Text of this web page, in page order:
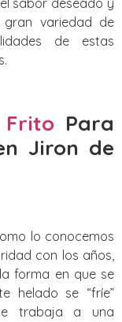
gran variedad de
de estas
Frito Para
Jiron de
lo conocemos
con los años,
forma en que se
helado se “fríe”
trabaja a una